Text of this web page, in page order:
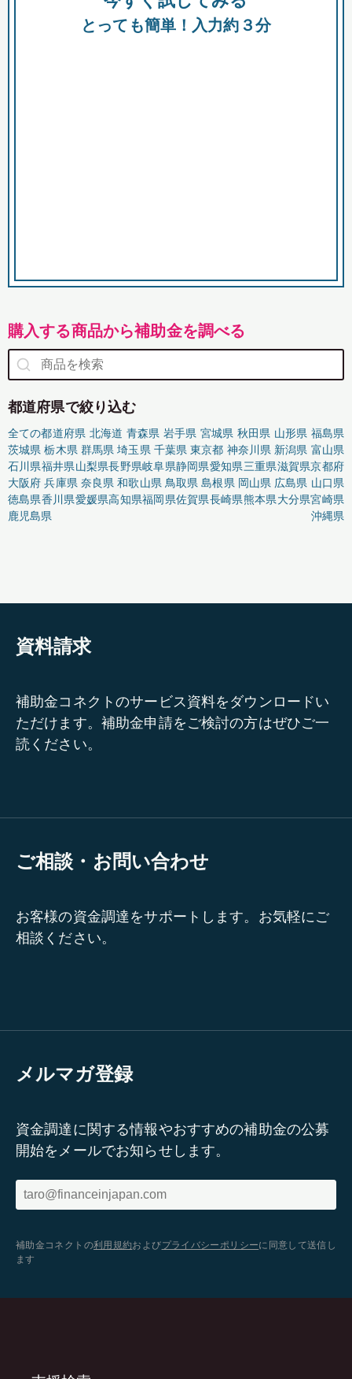
とっても簡単！入力約３分
購入する商品から補助金を調べる
都道府県で絞り込む
全ての都道府県 北海道 青森県 岩手県 宮城県 秋田県 山形県 福島県
茨城県 栃木県 群馬県 埼玉県 千葉県 東京都 神奈川県 新潟県 富山県
石川県福井県山梨県長野県岐阜県静岡県愛知県三重県滋賀県京都府
大阪府 兵庫県 奈良県 和歌山県 鳥取県 島根県 岡山県 広島県 山口県
徳島県香川県愛媛県高知県福岡県佐賀県長崎県熊本県大分県宮崎県
鹿児島県
沖縄県
資料請求
補助金コネクトのサービス資料をダウンロードい
ただけます。補助金申請をご検討の方はぜひご一
読ください。
ご相談・お問い合わせ
お客様の資金調達をサポートします。お気軽にご
相談ください。
メルマガ登録
資金調達に関する情報やおすすめの補助金の公募
開始をメールでお知らせします。
補助金コネクトの利用規約およびプライバシーポリシーに同意して送信し
ます